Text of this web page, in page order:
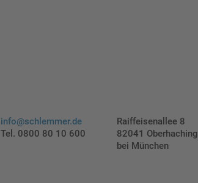
info@schlemmer.de
Tel. 0800 80 10 600
Raiffeisenallee 8
82041 Oberhaching
bei München